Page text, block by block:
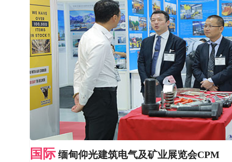
国际 缅甸仰光建筑电气及矿业展览会CPM